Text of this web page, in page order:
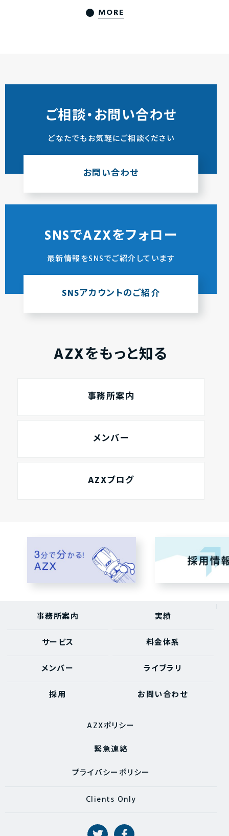
MORE
ご相談・お問い合わせ
どなたでもお気軽にご相談ください
お問い合わせ
SNSでAZXをフォロー
最新情報をSNSでご紹介しています
SNSアカウントのご紹介
AZXをもっと知る
事務所案内
メンバー
AZXブログ
事務所案内 実績
サービス 料金体系
メンバー ライブラリ
採用 お問い合わせ
AZXポリシー
緊急連絡
プライバシーポリシー
Clients Only